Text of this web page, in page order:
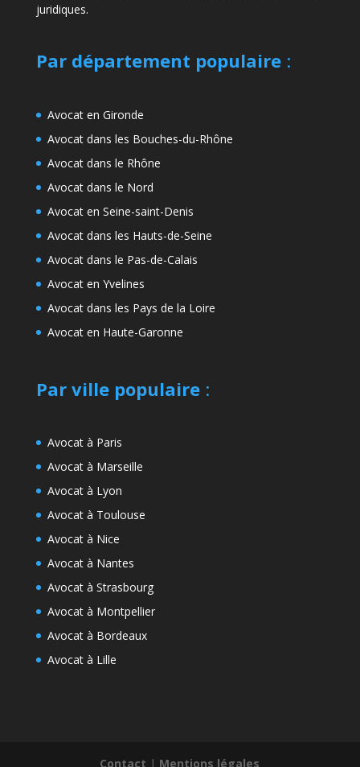
juridiques.
Par département populaire:
Avocat en Gironde
Avocat dans les Bouches-du-Rhône
Avocat dans le Rhône
Avocat dans le Nord
Avocat en Seine-saint-Denis
Avocat dans les Hauts-de-Seine
Avocat dans le Pas-de-Calais
Avocat en Yvelines
Avocat dans les Pays de la Loire
Avocat en Haute-Garonne
Par ville populaire:
Avocat à Paris
Avocat à Marseille
Avocat à Lyon
Avocat à Toulouse
Avocat à Nice
Avocat à Nantes
Avocat à Strasbourg
Avocat à Montpellier
Avocat à Bordeaux
Avocat à Lille
Contact | Mentions légales